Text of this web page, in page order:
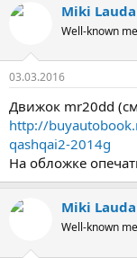
Miki Lauda
Well-known
03.03.2016
Движок mr20dd
http://
qashqai2-2014g
На обложке
Miki Lauda
Well-known